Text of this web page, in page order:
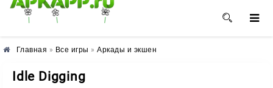
🌸 🌼 🌺
Главная » Все игры » Аркады и экшен
Idle Digging